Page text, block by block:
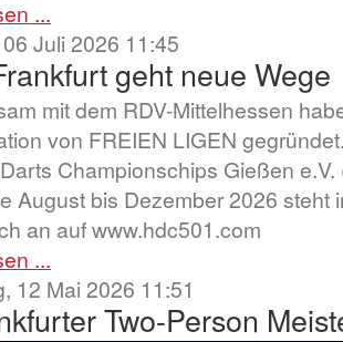
...
Juli 2026 11:45
geht neue Wege
mit dem RDV-Mittelhessen
von FREIEN LIGEN
Championschips Gießen
August bis Dezember 2026 steht
an auf www.hdc501.com
...
12 Mai 2026 11:51
Two-Person